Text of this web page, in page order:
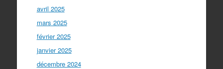
avril 2025
mars 2025
février 2025
janvier 2025
décembre 2024